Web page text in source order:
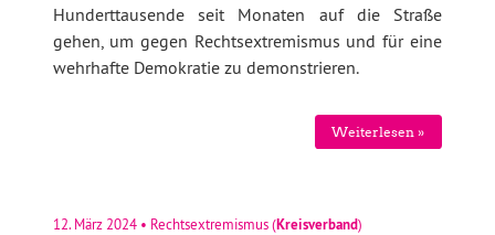
Hunderttausende seit Monaten auf die Straße
gehen, um gegen Rechtsextremismus und für eine
wehrhafte Demokratie zu demonstrieren.
Weiterlesen »
12. März 2024 • Rechtsextremismus(Kreisverband)